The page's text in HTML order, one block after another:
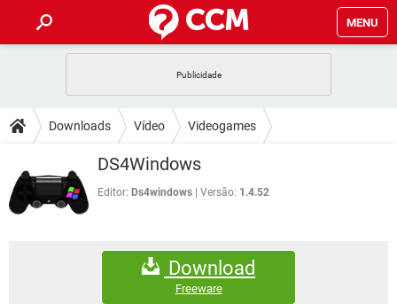
MENU
CELULAR FACEBOOK
INSTAGRAM GMAIL
DICAS
JOGOS WHATSAPP
CELULAR
OUTLOOK
JOGOS WHATSAPP
EXCEL
GMAIL
FÓRUM
FACEBOOK
EXCEL
WHATSAPP
Downloads Vídeo Videogames
DS4Windows
Editor: Ds4windows Versão: 1.4.52
Download
Freeware